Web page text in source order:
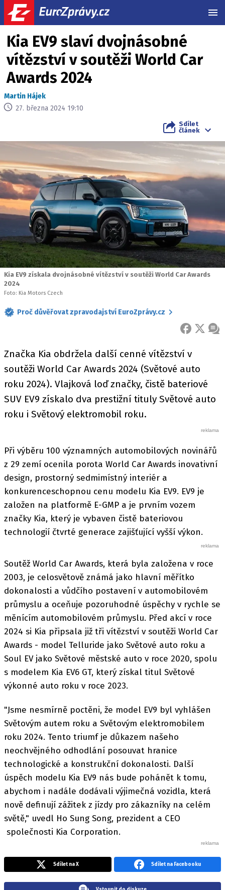
Kia EV9 slaví dvojnásobné
vítězství v soutěži World Car
Awards 2024
Martin Hájek
27. března 2024 19:10
Sdílet
článek
Kia EV9 získala dvojnásobné vítězství v soutěži World Car Awards
2024
Foto: Kia Motors Czech
Proč důvěřovat zpravodajství EuroZprávy.cz
FACEBOOK
X
Značka Kia obdržela další cenné vítězství v
soutěži World Car Awards 2024 (Světové auto
roku 2024). Vlajková loď značky, čistě bateriové
SUV EV9 získalo dva prestižní tituly Světové auto
roku i Světový elektromobil roku.
Při výběru 100 významných automobilových novinářů
z 29 zemí ocenila porota World Car Awards inovativní
design, prostorný sedmimístný interiér a
konkurenceschopnou cenu modelu Kia EV9. EV9 je
založen na platformě E-GMP a je prvním vozem
značky Kia, který je vybaven čistě bateriovou
technologií čtvrté generace zajišťující vyšší výkon.
Soutěž World Car Awards, která byla založena v roce
2003, je celosvětově známá jako hlavní měřítko
dokonalosti a vůdčího postavení v automobilovém
průmyslu a oceňuje pozoruhodné úspěchy v rychle se
měnícím automobilovém průmyslu. Před akcí v roce
2024 si Kia připsala již tři vítězství v soutěži World Car
Awards - model Telluride jako Světové auto roku a
Soul EV jako Světové městské auto v roce 2020, spolu
s modelem Kia EV6 GT, který získal titul Světové
výkonné auto roku v roce 2023.
"Jsme nesmírně poctěni, že model EV9 byl vyhlášen
Světovým autem roku a Světovým elektromobilem
roku 2024. Tento triumf je důkazem našeho
neochvějného odhodlání posouvat hranice
technologické a konstrukční dokonalosti. Další
úspěch modelu Kia EV9 nás bude pohánět k tomu,
abychom i nadále dodávali výjimečná vozidla, která
nově definují zážitek z jízdy pro zákazníky na celém
světě," uvedl Ho Sung Song, prezident a CEO
společnosti Kia Corporation.
Sdílet na X Sdílet na Facebooku